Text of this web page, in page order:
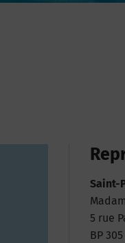
Saint-
5 rue
BP 305